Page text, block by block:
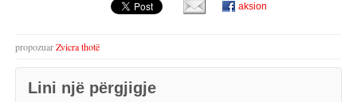
aksion
propozuarZvicra thotë
Lini një përgjigje